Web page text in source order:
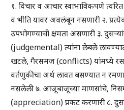
१. विचार व आचार स्वाभाविकपणे
व भीति यावर अवलंबून नसणारी २.
उपभोगण्याची क्षमता असणारी ३.
(judgemental) त्यांना लेबले
खटले, गैरसमज (conflicts) यांमध्ये रस
वर्तणुकीचा अर्थ लावत बसण्यात न
नसलेली ७. आजूबाजूच्या माणसांचे,
(appreciation) प्रकट करणारी ८.